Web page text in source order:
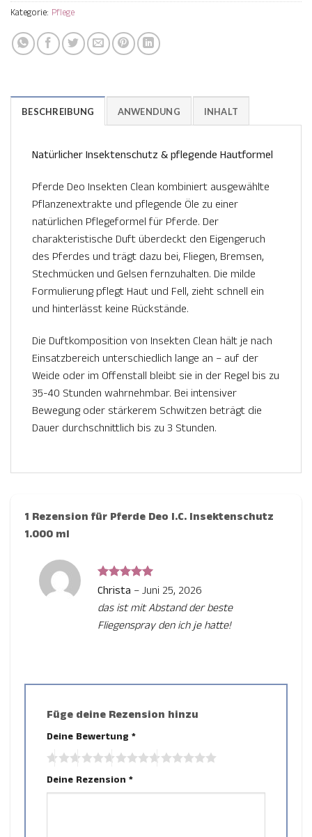
Kategorie: Pflege
BESCHREIBUNG ANWENDUNG INHALT
Natürlicher Insektenschutz & pflegende Hautformel
Pferde Deo Insekten Clean kombiniert ausgewählte
Pflanzenextrakte und pflegende Öle zu einer
natürlichen Pflegeformel für Pferde. Der
charakteristische Duft überdeckt den Eigengeruch
des Pferdes und trägt dazu bei, Fliegen, Bremsen,
Stechmücken und Gelsen fernzuhalten. Die milde
Formulierung pflegt Haut und Fell, zieht schnell ein
und hinterlässt keine Rückstände.
Die Duftkomposition von Insekten Clean hält je nach
Einsatzbereich unterschiedlich lange an – auf der
Weide oder im Offenstall bleibt sie in der Regel bis zu
35-40 Stunden wahrnehmbar. Bei intensiver
Bewegung oder stärkerem Schwitzen beträgt die
Dauer durchschnittlich bis zu 3 Stunden.
1 Rezension für Pferde Deo I.C. Insektenschutz
1.000 ml
Bewertet
5
Christa –Juni 25, 2026
das ist mit Abstand der beste
Fliegenspray den ich je hatte!
Füge deine Rezension hinzu
Deine Bewertung *
Deine Rezension *